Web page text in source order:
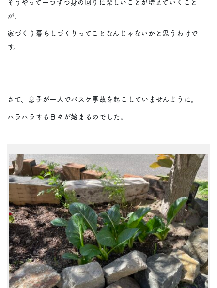
が、
家づくり暮らしづくりってことなんじゃないかと思うわけで
す。
さて、息子が一人でバスケ事故を起こしていませんように。
ハラハラする日々が始まるのでした。